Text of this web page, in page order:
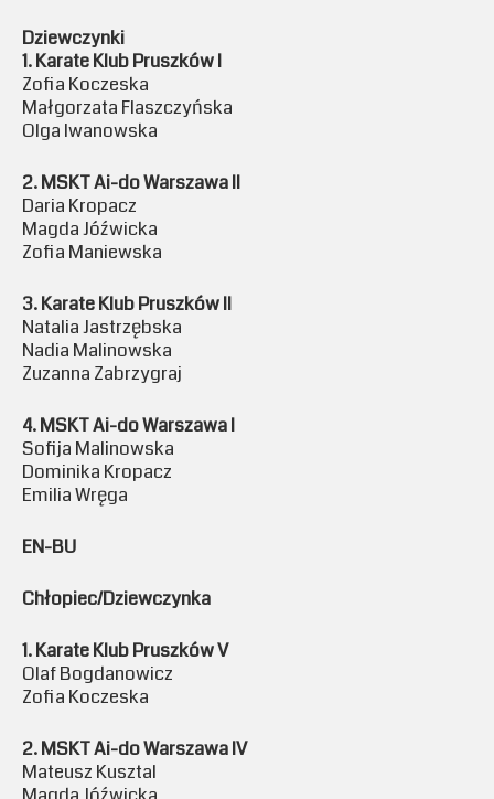
Dziewczynki
1. Karate Klub Pruszków I
Zofia Koczeska
Małgorzata Flaszczyńska
Olga Iwanowska
2. MSKT Ai-do Warszawa II
Daria Kropacz
Magda Jóźwicka
Zofia Maniewska
3. Karate Klub Pruszków II
Natalia Jastrzębska
Nadia Malinowska
Zuzanna Zabrzygraj
4. MSKT Ai-do Warszawa I
Sofija Malinowska
Dominika Kropacz
Emilia Wręga
EN-BU
Chłopiec/Dziewczynka
1. Karate Klub Pruszków V
Olaf Bogdanowicz
Zofia Koczeska
2. MSKT Ai-do Warszawa IV
Mateusz Kusztal